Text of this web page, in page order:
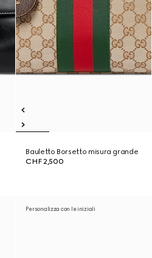
Bauletto Borsetto misura grande
CHF 2,500
Personalizza con le iniziali